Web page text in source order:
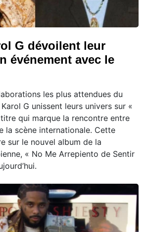
G dévoilent leur
événement avec le
les plus attendues du
G unissent leurs univers sur «
qui marque la rencontre entre
la scène internationale. Cette
sur le nouvel album de la
« No Me Arrepiento de Sentir